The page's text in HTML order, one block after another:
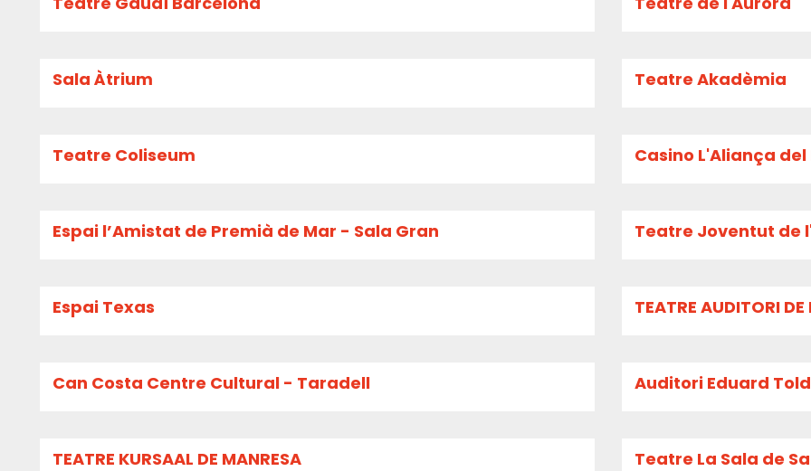
Sala Àtrium Teatre Akadèmia
Teatre Coliseum Casino L'Aliança
Espai l’Amistat de Premià de Mar - Sala Gran Teatre Joventut de
Espai Texas TEATRE AUDITORI DE
Can Costa Centre Cultural - Taradell Auditori Eduard
TEATRE KURSAAL DE MANRESA Teatre La Sala de